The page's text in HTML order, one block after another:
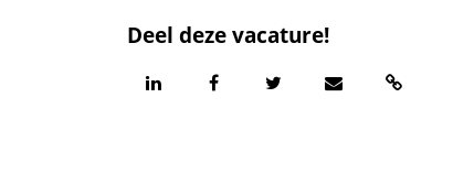
Deel deze vacature!